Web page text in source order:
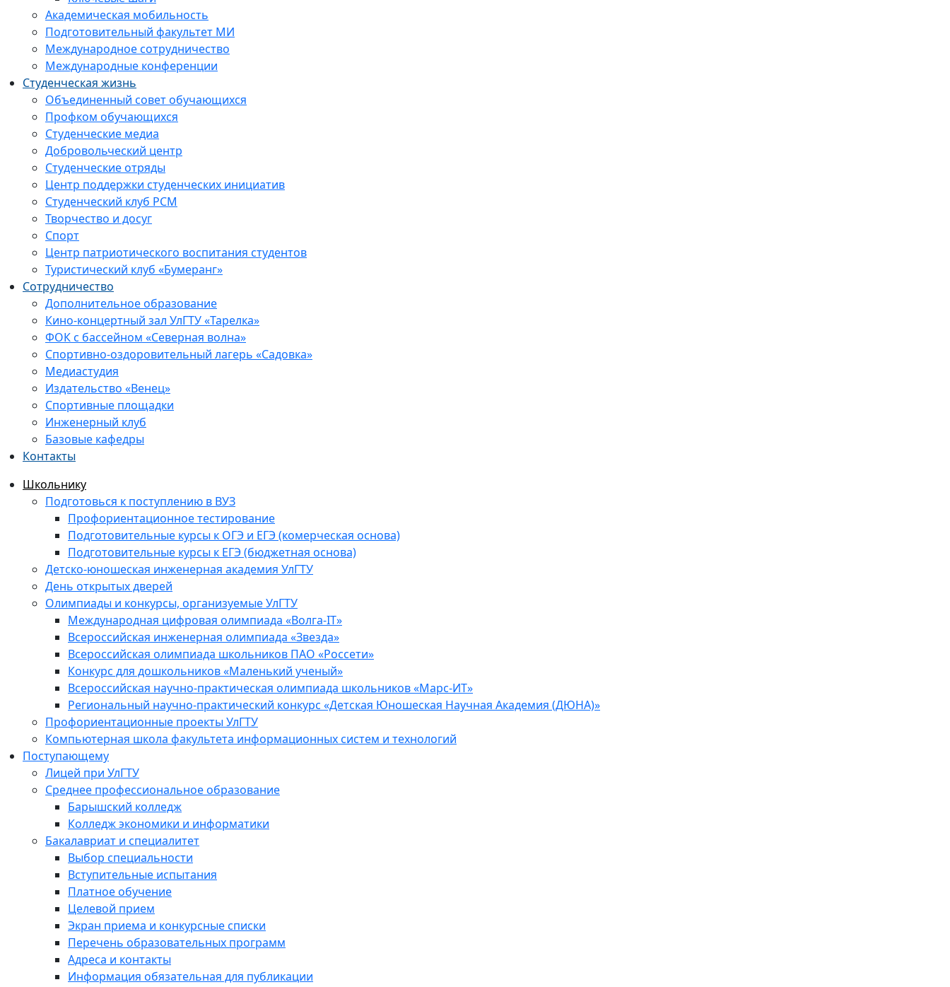
Академическая мобильность
Подготовительный факультет МИ
Международное сотрудничество
Международные конференции
Студенческая жизнь
Объединенный совет обучающихся
Профком обучающихся
Студенческие медиа
Добровольческий центр
Студенческие отряды
Центр поддержки студенческих инициатив
Студенческий клуб РСМ
Творчество и досуг
Спорт
Центр патриотического воспитания студентов
Туристический клуб «Бумеранг»
Сотрудничество
Дополнительное образование
Кино-концертный зал УлГТУ «Тарелка»
ФОК с бассейном «Северная волна»
Спортивно-оздоровительный лагерь «Садовка»
Медиастудия
Издательство «Венец»
Спортивные площадки
Инженерный клуб
Базовые кафедры
Контакты
Школьнику
Подготовься к поступлению в ВУЗ
Профориентационное тестирование
Подготовительные курсы к ОГЭ и ЕГЭ (комерческая основа)
Подготовительные курсы к ЕГЭ (бюджетная основа)
Детско-юношеская инженерная академия УлГТУ
День открытых дверей
Олимпиады и конкурсы, организуемые УлГТУ
Международная цифровая олимпиада «Волга-IT»
Всероссийская инженерная олимпиада «Звезда»
Всероссийская олимпиада школьников ПАО «Россети»
Конкурс для дошкольников «Маленький ученый»
Всероссийская научно-практическая олимпиада школьников «Марс-ИТ»
Региональный научно-практический конкурс «Детская Юношеская Научная Академия (ДЮНА)»
Профориентационные проекты УлГТУ
Компьютерная школа факультета информационных систем и технологий
Поступающему
Лицей при УлГТУ
Среднее профессиональное образование
Барышский колледж
Колледж экономики и информатики
Бакалавриат и специалитет
Выбор специальности
Вступительные испытания
Платное обучение
Целевой прием
Экран приема и конкурсные списки
Перечень образовательных программ
Адреса и контакты
Информация обязательная для публикации